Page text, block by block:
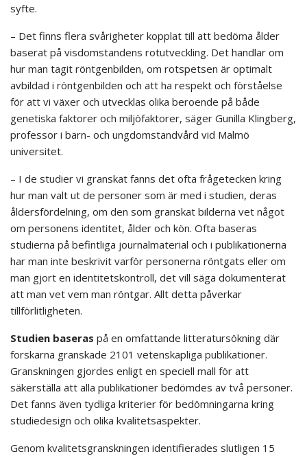
syfte.
– Det finns flera svårigheter kopplat till att bedöma ålder
baserat på visdomstandens rotutveckling. Det handlar om
hur man tagit röntgenbilden, om rotspetsen är optimalt
avbildad i röntgenbilden och att ha respekt och förståelse
för att vi växer och utvecklas olika beroende på både
genetiska faktorer och miljöfaktorer, säger Gunilla Klingberg,
professor i barn- och ungdomstandvård vid Malmö
universitet.
– I de studier vi granskat fanns det ofta frågetecken kring
hur man valt ut de personer som är med i studien, deras
åldersfördelning, om den som granskat bilderna vet något
om personens identitet, ålder och kön. Ofta baseras
studierna på befintliga journalmaterial och i publikationerna
har man inte beskrivit varför personerna röntgats eller om
man gjort en identitetskontroll, det vill säga dokumenterat
att man vet vem man röntgar. Allt detta påverkar
tillförlitligheten.
Studien baseras på en omfattande litteratursökning där
forskarna granskade 2101 vetenskapliga publikationer.
Granskningen gjordes enligt en speciell mall för att
säkerställa att alla publikationer bedömdes av två personer.
Det fanns även tydliga kriterier för bedömningarna kring
studiedesign och olika kvalitetsaspekter.
Genom kvalitetsgranskningen identifierades slutligen 15